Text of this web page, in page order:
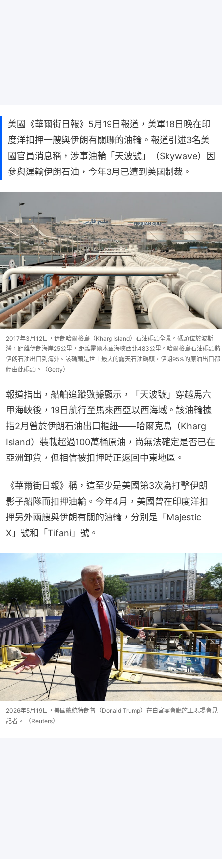
美國《華爾街日報》5月19日報道，美軍18日晚在印
度洋扣押一艘與伊朗有關聯的油輪。報道引述3名美
國官員消息稱，涉事油輪「天波號」（Skywave）因
參與運輸伊朗石油，今年3月已遭到美國制裁。
2017年3月12日，伊朗哈爾格島（Kharg Island）石油碼頭全景。碼頭位於波斯
灣，距離伊朗海岸25公里，距離霍爾木茲海峽西北483公里。哈爾格島石油碼頭將
伊朗石油出口到海外。該碼頭是世上最大的露天石油碼頭，伊朗95%的原油出口都
經由此碼頭。（Getty）
報道指出，船舶追蹤數據顯示，「天波號」穿越馬六
甲海峽後，19日航行至馬來西亞以西海域。該油輪據
指2月曾於伊朗石油出口樞紐——哈爾克島（Kharg
Island）裝載超過100萬桶原油，尚無法確定是否已在
亞洲卸貨，但相信被扣押時正返回中東地區。
《華爾街日報》稱，這至少是美國第3次為打擊伊朗
影子船隊而扣押油輪。今年4月，美國曾在印度洋扣
押另外兩艘與伊朗有關的油輪，分別是「Majestic
X」號和「Tifani」號。
2026年5月19日，美國總統特朗普（Donald Trump）在白宮宴會廳施工現場會見
記者。 （Reuters）